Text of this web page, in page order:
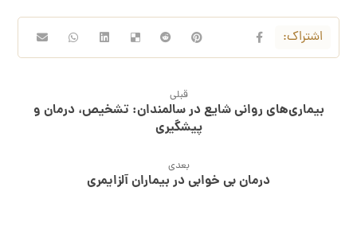
قبلی
بیماری‌های روانی شایع در سالمندان: تشخیص، درمان و
پیشگیری
بعدی
درمان بی خوابی در بیماران آلزایمری